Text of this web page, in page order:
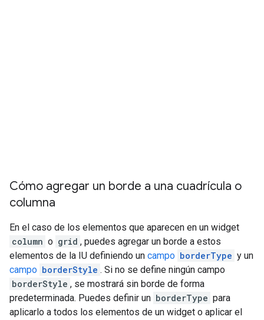
Cómo agregar un borde a una cuadrícula o
columna
En el caso de los elementos que aparecen en un widget
column o grid , puedes agregar un borde a estos
elementos de la IU definiendo un campo borderType y un
campo borderStyle . Si no se define ningún campo
borderStyle , se mostrará sin borde de forma
predeterminada. Puedes definir un borderType para
aplicarlo a todos los elementos de un widget o aplicar el